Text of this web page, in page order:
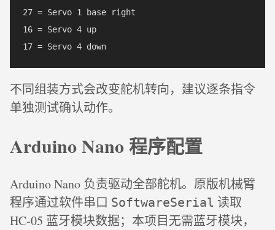
27 = Servo 1 base right
16 = Servo 4 up
不同组装方式会改变舵机转向，建议逐条指令
单独测试确认动作。
Arduino Nano 程序配置
Arduino Nano 负责驱动全部舵机。原版机械臂
程序通过软件串口 SoftwareSerial 读取
HC‑05 蓝牙模块数据；本项目无需蓝牙模块，